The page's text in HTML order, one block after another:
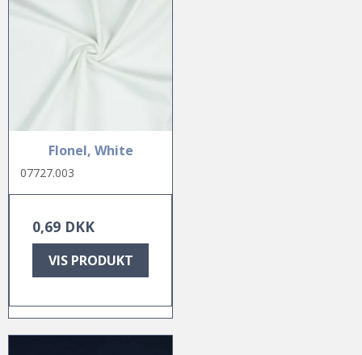
Flonel, White
07727.003
0,69 DKK
VIS PRODUKT